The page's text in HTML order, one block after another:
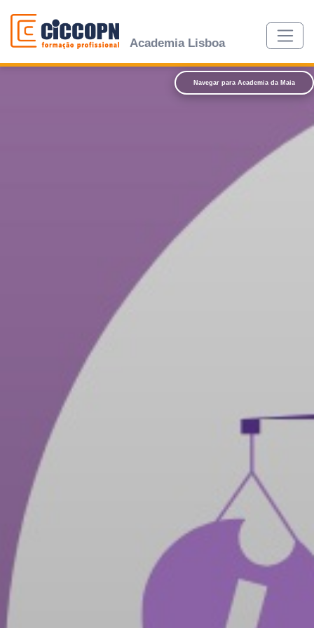
Academia Lisboa
Navegar para Academia da Maia